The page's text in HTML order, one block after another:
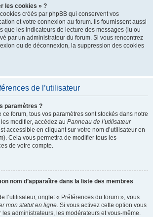
les cookies » ?
créés par phpBB qui conservent vos
et votre connexion au forum. Ils fournissent aussi
que les indicateurs de lecture des messages (lu ou
par un administrateur du forum. Si vous rencontrez
ou de déconnexion, la suppression des cookies
de l’utilisateur
paramètres ?
ce forum, tous vos paramètres sont stockés dans notre
modifier, accédez au Panneau de l’utilisateur
accessible en cliquant sur votre nom d’utilisateur en
Cela vous permettra de modifier tous les
de votre compte.
nom d’apparaître dans la liste des membres
l’utilisateur, onglet « Préférences du forum », vous
mon statut en ligne. Si vous activez cette option vous
administrateurs, les modérateurs et vous-même.